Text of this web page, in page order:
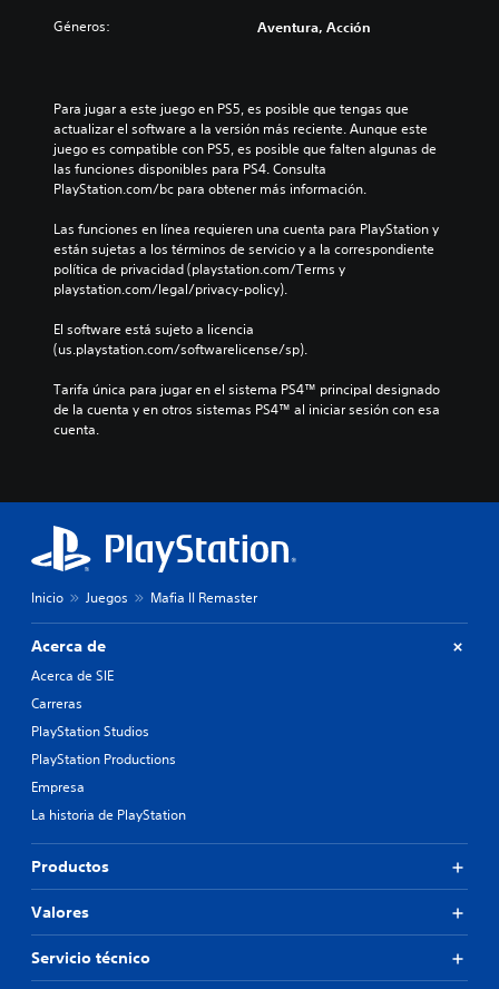
Géneros: Aventura, Acción
Para jugar a este juego en PS5, es posible que tengas que
actualizar el software a la versión más reciente. Aunque este
juego es compatible con PS5, es posible que falten algunas de
las funciones disponibles para PS4. Consulta
PlayStation.com/bc para obtener más información.
Las funciones en línea requieren una cuenta para PlayStation y
están sujetas a los términos de servicio y a la correspondiente
política de privacidad (playstation.com/Terms y
playstation.com/legal/privacy-policy).
El software está sujeto a licencia
(us.playstation.com/softwarelicense/sp).
Tarifa única para jugar en el sistema PS4™ principal designado
de la cuenta y en otros sistemas PS4™ al iniciar sesión con esa
cuenta.
Inicio Juegos Mafia II Remaster
Acerca de
Acerca de SIE
Carreras
PlayStation Studios
PlayStation Productions
Empresa
La historia de PlayStation
Productos
Valores
Servicio técnico